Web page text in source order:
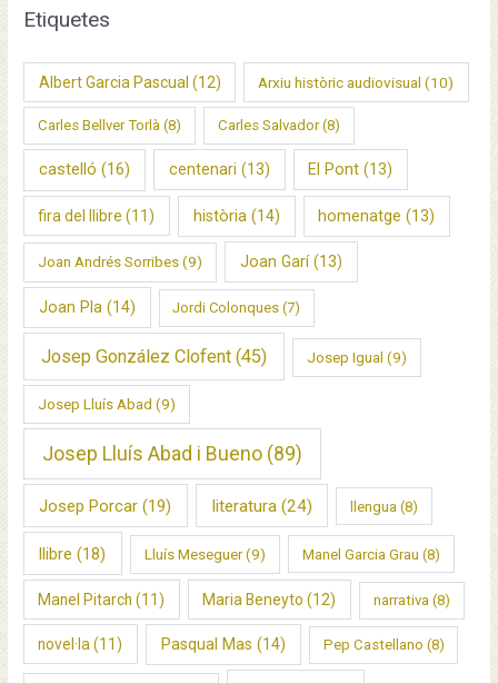
u
Etiquetes
Albert Garcia Pascual (12) Arxiu històric audiovisual (10)
Carles Bellver Torlà(8) Carles Salvador(8)
castelló (16) centenari (13) El Pont (13)
fira del llibre (11) història (14) homenatge (13)
Joan Andrés Sorribes (9) Joan Garí(13)
Joan Pla (14) Jordi Colonques (7)
Josep González Clofent(45) Josep Igual (9)
Josep Lluís Abad (9)
Josep Lluís Abad i Bueno (89)
Josep Porcar (19) literatura(24) llengua (8)
llibre (18) Lluís Meseguer(9) Manel Garcia Grau (8)
Manel Pitarch (11) Maria Beneyto (12) narrativa(8)
novel·la(11) Pasqual Mas (14) Pep Castellano (8)